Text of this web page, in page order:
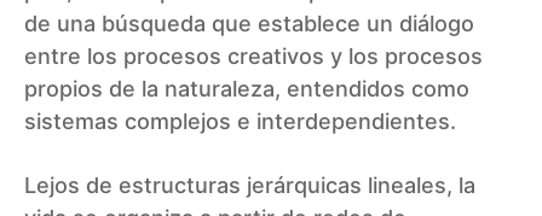
de una búsqueda que establece un diálogo
entre los procesos creativos y los procesos
propios de la naturaleza, entendidos como
sistemas complejos e interdependientes.
Lejos de estructuras jerárquicas lineales, la